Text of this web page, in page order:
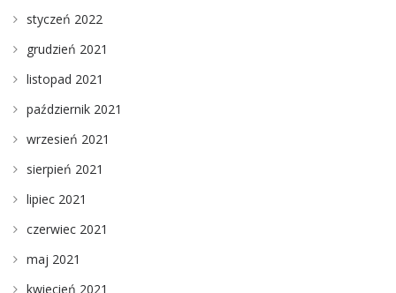
styczeń 2022
grudzień 2021
listopad 2021
październik 2021
wrzesień 2021
sierpień 2021
lipiec 2021
czerwiec 2021
maj 2021
kwiecień 2021